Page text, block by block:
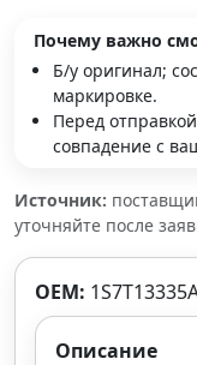
Почему важно
Б/у оригинал;
маркировке.
Перед
совпадение с
Источник:
уточняйте после
OEM:
Описание